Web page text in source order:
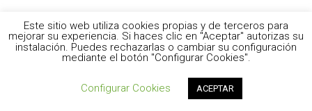
Este sitio web utiliza cookies propias y de terceros para
mejorar su experiencia. Si haces clic en "Aceptar" autorizas su
instalación. Puedes rechazarlas o cambiar su configuración
mediante el botón "Configurar Cookies".
Configurar Cookies ACEPTAR